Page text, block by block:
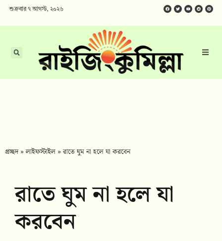
শুক্রবার ৭ আগস্ট, ২০২৬
প্রচ্ছদ»লাইফস্টাইল »রাতে ঘুম না হলে যা করবেন
রাতে ঘুম না হলে যা
করবেন